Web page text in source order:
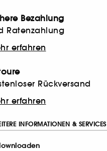
Bezahlung
Ratenzahlung
erfahren
Rückversand
erfahren
INFORMATIONEN & SERVICES